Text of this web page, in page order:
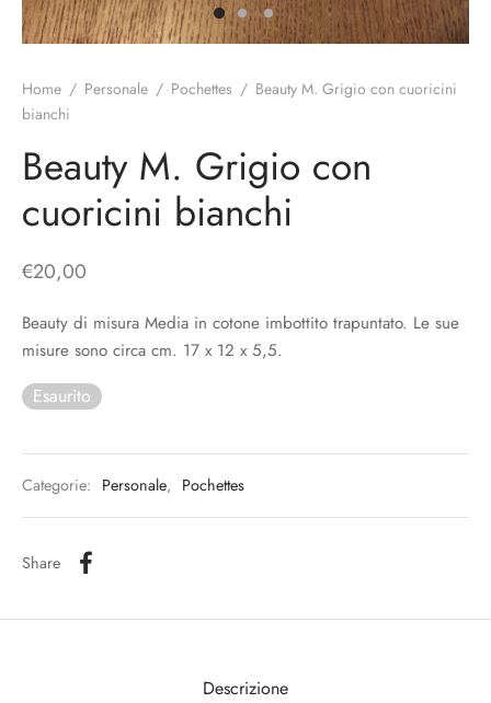
Home / Personale / Pochettes / Beauty M. Grigio con cuoricini
bianchi
Beauty M. Grigio con
cuoricini bianchi
€20,00
Beauty di misura Media in cotone imbottito trapuntato. Le sue
misure sono circa cm. 17 x 12 x 5,5.
Esaurito
Categorie: Personale, Pochettes
Share
Descrizione
Speciali
Decorativi
Copricandela
Bimbe